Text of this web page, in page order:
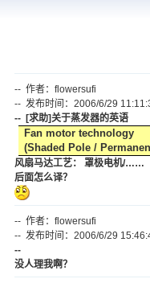
-- 作者：flowersufi
-- 发布时间：2006/6/29
-- [求助]关于蒸发器的英语
Fan motor technology
(Shaded Pole /
风扇马达工艺： 罩极电机/……
后面怎么译？
-- 作者：flowersufi
-- 发布时间：2006/6/29
--
没人理我啊？